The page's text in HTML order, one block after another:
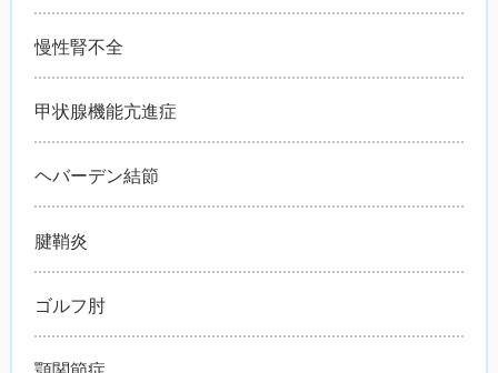
慢性腎不全
甲状腺機能亢進症
ヘバーデン結節
腱鞘炎
ゴルフ肘